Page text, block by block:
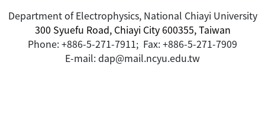
Department of Electrophysics, National Chiayi University
300 Syuefu Road, Chiayi City 600355, Taiwan
Phone: +886-5-271-7911; Fax: +886-5-271-7909
E-mail: dap@mail.ncyu.edu.tw